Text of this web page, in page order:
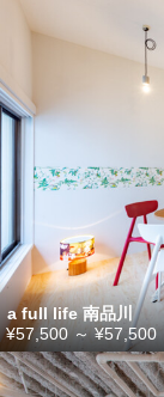
a full life 南品川
¥57,500～¥57,500